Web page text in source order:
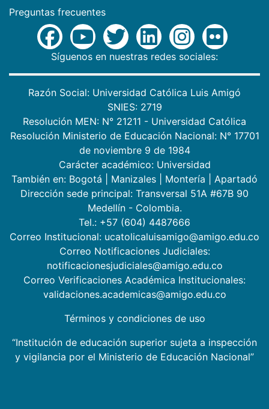
Preguntas frecuentes
Síguenos en nuestras redes sociales:
Razón Social: Universidad Católica Luis Amigó
SNIES: 2719
Resolución MEN: N° 21211 - Universidad Católica
Resolución Ministerio de Educación Nacional: N° 17701
de noviembre 9 de 1984
Carácter académico: Universidad
También en: Bogotá Manizales Montería
Apartadó
Dirección sede principal: Transversal 51A #67B 90
Medellín - Colombia.
Tel.: +57 (604) 4487666
Correo Institucional: ucatolicaluisamigo@amigo.edu.co
Correo Notificaciones Judiciales:
notificacionesjudiciales@amigo.edu.co
Correo Verificaciones Académica Institucionales:
validaciones.academicas@amigo.edu.co
Términos y condiciones de uso
“Institución de educación superior sujeta a inspección
y vigilancia por el Ministerio de Educación Nacional”